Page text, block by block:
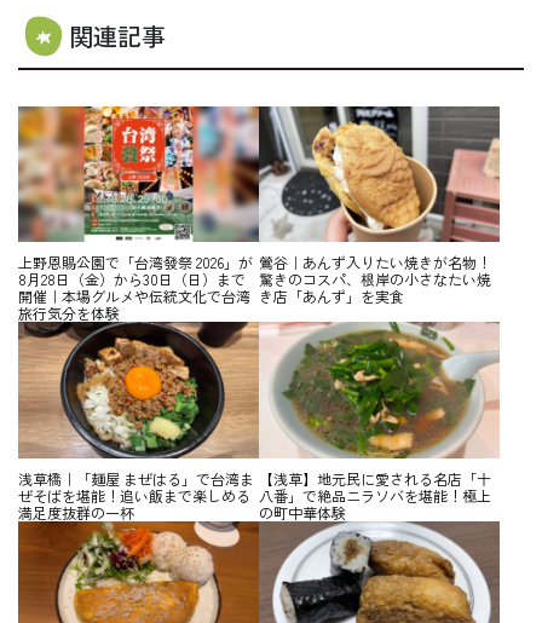
関連記事
上野恩賜公園で「台湾發祭 2026」が
8月28日（金）から30日（日）まで
開催｜本場グルメや伝統文化で台湾
旅行気分を体験
鶯谷｜あんず入りたい焼きが名物！
驚きのコスパ、根岸の小さなたい焼
き店「あんず」を実食
浅草橋｜「麺屋 まぜはる」で台湾ま
ぜそばを堪能！追い飯まで楽しめる
満足度抜群の一杯
【浅草】地元民に愛される名店「十
八番」で絶品ニラソバを堪能！極上
の町中華体験